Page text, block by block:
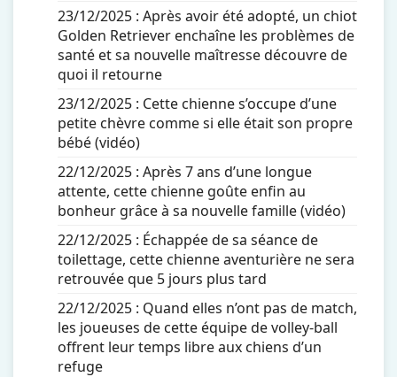
23/12/2025 : Après avoir été adopté, un chiot
Golden Retriever enchaîne les problèmes de
santé et sa nouvelle maîtresse découvre de
quoi il retourne
23/12/2025 : Cette chienne s’occupe d’une
petite chèvre comme si elle était son propre
bébé (vidéo)
22/12/2025 : Après 7 ans d’une longue
attente, cette chienne goûte enfin au
bonheur grâce à sa nouvelle famille (vidéo)
22/12/2025 : Échappée de sa séance de
toilettage, cette chienne aventurière ne sera
retrouvée que 5 jours plus tard
22/12/2025 : Quand elles n’ont pas de match,
les joueuses de cette équipe de volley-ball
offrent leur temps libre aux chiens d’un
refuge